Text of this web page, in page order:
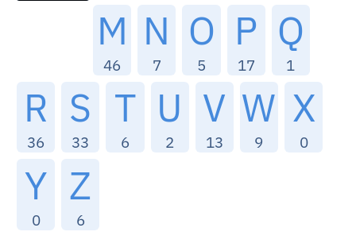
M
46
N
7
O
5
P
17
Q
1
R
36
S
33
T
6
U
2
V
13
W
9
X
0
Y
0
Z
6